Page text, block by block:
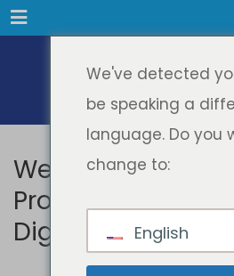
Meniul
Webinar
Proiectul și
DigiCulture
We've detected
be speaking a
language. Do you
change to:
English